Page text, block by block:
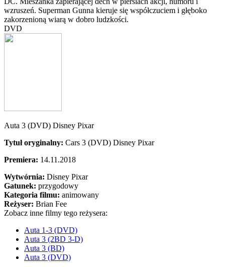
wzruszeń. Superman Gunna kieruje się współczuciem i głęboko
zakorzenioną wiarą w dobro ludzkości.
DVD
Auta 3 (DVD) Disney Pixar
Tytuł oryginalny: Cars 3 (DVD) Disney Pixar
Premiera: 14.11.2018
Wytwórnia: Disney Pixar
Gatunek: przygodowy
Kategoria filmu: animowany
Reżyser: Brian Fee
Zobacz inne filmy tego reżysera:
Auta 1-3 (DVD)
Auta 3 (2BD 3-D)
Auta 3 (BD)
Auta 3 (DVD)